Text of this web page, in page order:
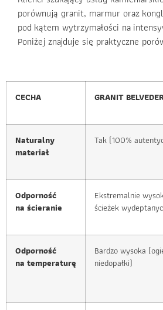
porównują granit, marmur oraz
pod kątem wytrzymałości na
Poniżej znajduje się praktyczne
CECHA GRANIT
Naturalny
materiał
Tak (100%
Odporność
na ścieranie
Ekstremalnie
ścieżek
Odporność
na temperaturę
Bardzo wysoka
niedopałki)